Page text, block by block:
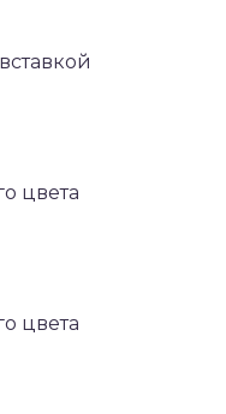
цвета
цвета